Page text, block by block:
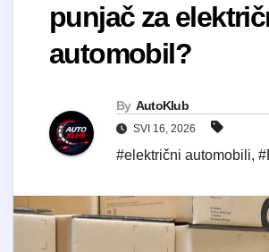
punjač za
automobil?
By AutoKlub
SVI 16, 2026
#električni automobili,